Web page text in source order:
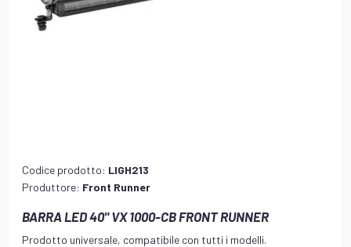
Codice prodotto: LIGH213
Produttore: Front Runner
BARRA LED 40" VX 1000-CB FRONT RUNNER
Prodotto universale, compatibile con tutti i modelli.